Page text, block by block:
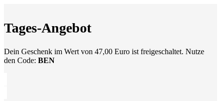
Tages-Angebot
Dein Geschenk im Wert von 47,00 Euro ist freigeschaltet. Nutze
den Code: BEN